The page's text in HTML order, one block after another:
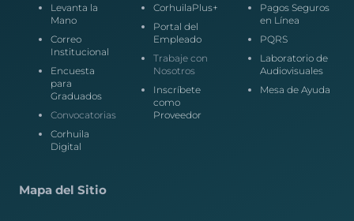
Levanta la
Mano
Correo
Institucional
Encuesta
para
Graduados
Convocatorias
Corhuila
Digital
CorhuilaPlus+
Portal del
Empleado
Trabaje con
Nosotros
Inscríbete
como
Proveedor
Pagos Seguros
en Línea
PQRS
Laboratorio de
Audiovisuales
Mesa de Ayuda
Mapa del Sitio